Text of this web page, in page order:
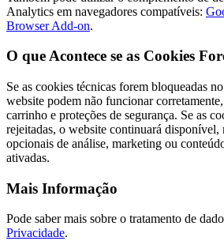
Analytics em navegadores compatíveis:
Browser Add-on.
O que Acontece se as Cookies
Se as cookies técnicas forem bloqueadas
website podem não funcionar
carrinho e proteções de segurança. Se as
rejeitadas, o website continuará disponível,
opcionais de análise, marketing ou
ativadas.
Mais Informação
Pode saber mais sobre o tratamento de
Privacidade.